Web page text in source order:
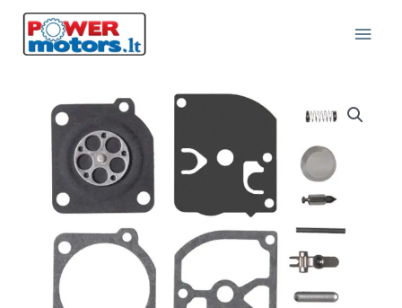
Pereiti
turinio
kiekis:
(remontinis